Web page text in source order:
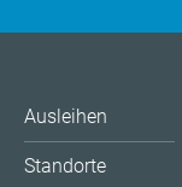
Ausleihen
Standorte